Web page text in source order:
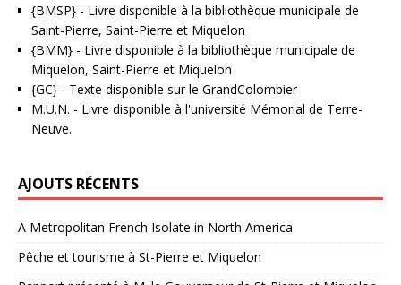
{BMSP} - Livre disponible à la bibliothèque municipale de
Saint-Pierre, Saint-Pierre et Miquelon
{BMM} - Livre disponible à la bibliothèque municipale de
Miquelon, Saint-Pierre et Miquelon
{GC} - Texte disponible sur le GrandColombier
M.U.N. - Livre disponible à l'université Mémorial de Terre-
Neuve.
AJOUTS RÉCENTS
A Metropolitan French Isolate in North America
Pêche et tourisme à St-Pierre et Miquelon